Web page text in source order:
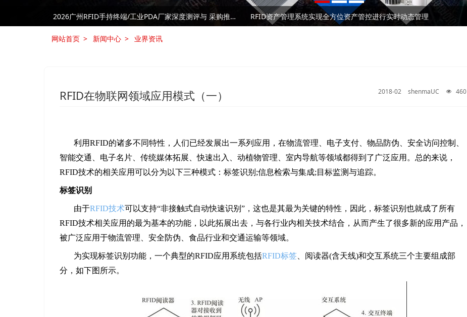
RFID技术是否是制造业中的“必需品” RFID固定资产管理技术在高校的应用解析
2026⼴州RFID⼿持终端/⼯业PDA⼚家深度测评与 采购推荐｜企业选型避坑全指南
RFID资产管理系统实现全方位资产管控进行实时动态管理
网站首页 新闻中心 业界资讯
RFID在物联网领域应用模式（一） 2018-02 shenmaUC 460
利用RFID的诸多不同特性，人们已经发展出一系列应用，在物流管理、电子支付、物品防伪、安全访问控制、
智能交通、电子名片、传统媒体拓展、快速出入、动植物管理、室内导航等领域都得到了广泛应用。总的来说，
RFID技术的相关应用可以分为以下三种模式：标签识别;信息检索与集成;目标监测与追踪。
标签识别
由于RFID技术可以支持“非接触式自动快速识别”，这也是其最为关键的特性，因此，标签识别也就成了所有
RFID技术相关应用的最为基本的功能，以此拓展出去，与各行业内相关技术结合，从而产生了很多新的应用产品，
被广泛应用于物流管理、安全防伪、食品行业和交通运输等领域。
为实现标签识别功能，一个典型的RFID应用系统包括RFID标签 、阅读器(含天线)和交互系统三个主要组成部
分，如下图所示。